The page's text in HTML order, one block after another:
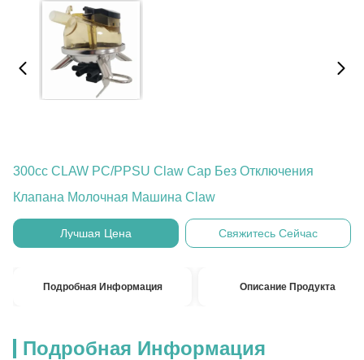
300cc CLAW PC/PPSU Claw Cap Без Отключения
Клапана Молочная Машина Claw
Лучшая Цена Свяжитесь Сейчас
Подробная Информация Описание Продукта
Подробная Информация